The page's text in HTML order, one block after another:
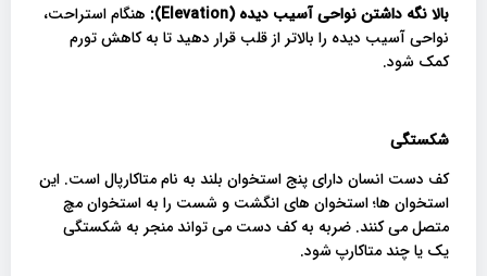
بالا نگه داشتن نواحی آسیب دیده (Elevation
): هنگام استراحت،
نواحی آسیب دیده را بالاتر از قلب قرار دهید تا به کاهش تورم
کمک شود.
شکستگی
کف دست انسان دارای پنج استخوان بلند به نام متاکارپال است. این
استخوان ها؛ استخوان های انگشت و شست را به استخوان مچ
متصل می کنند. ضربه به کف دست می تواند منجر به شکستگی
یک یا چند متاکارپ شود.